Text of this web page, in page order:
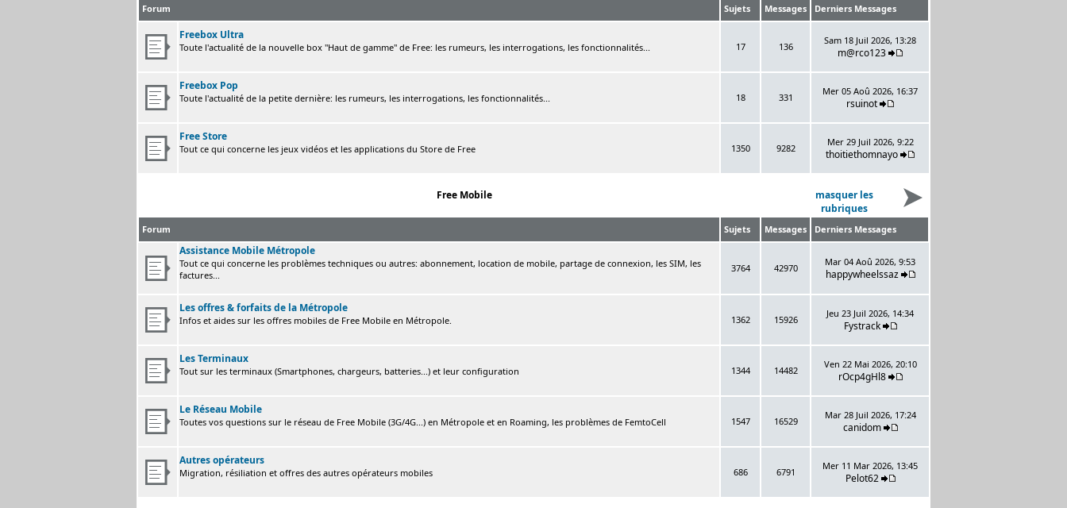
Forum Sujets Messages Derniers Messages
Freebox Ultra
Toute l'actualité de la nouvelle box "Haut de gamme" de Free: les rumeurs, les interrogations, les fonctionnalités... 17 136
Sam 18 Juil 2026, 13:28
m@rco123
Freebox Pop
Toute l'actualité de la petite dernière: les rumeurs, les interrogations, les fonctionnalités... 18 331
Mer 05 Aoû 2026, 16:37
rsuinot
Free Store
Tout ce qui concerne les jeux vidéos et les applications du Store de Free 1350 9282
Mer 29 Juil 2026, 9:22
thoitiethomnayo
Free Mobile
masquer les
rubriques
Forum Sujets Messages Derniers Messages
Assistance Mobile Métropole
Tout ce qui concerne les problèmes techniques ou autres: abonnement, location de mobile, partage de connexion, les SIM, les
factures...
3764 42970
Mar 04 Aoû 2026, 9:53
happywheelssaz
Les offres & forfaits de la Métropole
Infos et aides sur les offres mobiles de Free Mobile en Métropole. 1362 15926
Jeu 23 Juil 2026, 14:34
Fystrack
Les Terminaux
Tout sur les terminaux (Smartphones, chargeurs, batteries...) et leur configuration 1344 14482
Ven 22 Mai 2026, 20:10
rOcp4gHl8
Le Réseau Mobile
Toutes vos questions sur le réseau de Free Mobile (3G/4G...) en Métropole et en Roaming, les problèmes de FemtoCell 1547 16529
Mar 28 Juil 2026, 17:24
canidom
Autres opérateurs
Migration, résiliation et offres des autres opérateurs mobiles 686 6791
Mer 11 Mar 2026, 13:45
Pelot62